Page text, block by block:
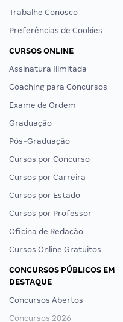
Trabalhe Conosco
Preferências de Cookies
CURSOS ONLINE
Assinatura Ilimitada
Coaching para Concursos
Exame de Ordem
Graduação
Pós-Graduação
Cursos por Concurso
Cursos por Carreira
Cursos por Estado
Cursos por Professor
Oficina de Redação
Cursos Online Gratuitos
CONCURSOS PÚBLICOS EM
DESTAQUE
Concursos Abertos
Concursos 2026